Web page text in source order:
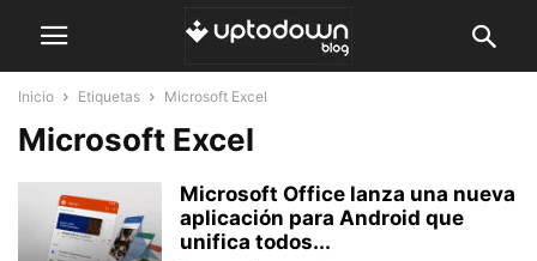
Inicio Etiquetas Microsoft Excel
Microsoft Excel
Microsoft Office lanza una nueva
aplicación para Android que
unifica todos...